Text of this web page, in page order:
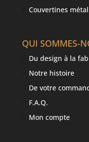
Couvertines
QUI SOMMES-
Du design à la
Notre histoire
De votre
F.A.Q.
Mon compte